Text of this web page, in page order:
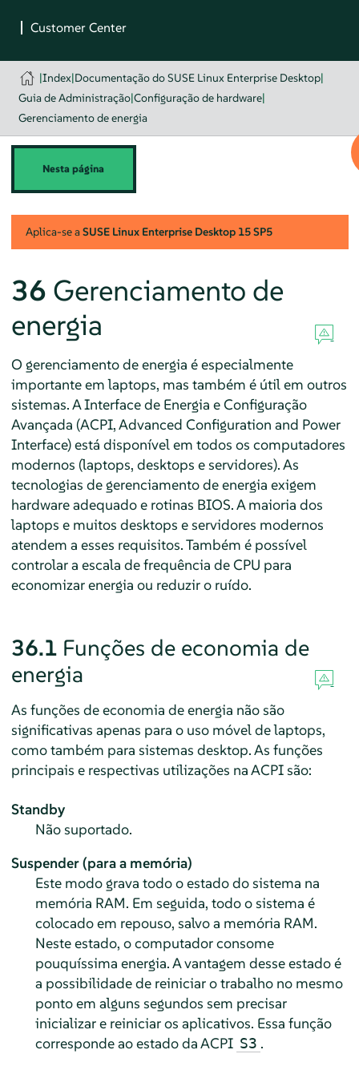
|Index|Documentação do SUSE Linux Enterprise Desktop|
Guia de Administração|Configuração de hardware|
Gerenciamento de energia
Nesta página
Aplica-se aSUSE Linux Enterprise Desktop 15 SP5
36 Gerenciamento de
energia
O gerenciamento de energia é especialmente
importante em laptops, mas também é útil em outros
sistemas. A Interface de Energia e Configuração
Avançada (ACPI, Advanced Configuration and Power
Interface) está disponível em todos os computadores
modernos (laptops, desktops e servidores). As
tecnologias de gerenciamento de energia exigem
hardware adequado e rotinas BIOS. A maioria dos
laptops e muitos desktops e servidores modernos
atendem a esses requisitos. Também é possível
controlar a escala de frequência de CPU para
economizar energia ou reduzir o ruído.
36.1 Funções de economia de
energia
As funções de economia de energia não são
significativas apenas para o uso móvel de laptops,
como também para sistemas desktop. As funções
principais e respectivas utilizações na ACPI são:
Standby
Não suportado.
Suspender (para a memória)
Este modo grava todo o estado do sistema na
memória RAM. Em seguida, todo o sistema é
colocado em repouso, salvo a memória RAM.
Neste estado, o computador consome
pouquíssima energia. A vantagem desse estado é
a possibilidade de reiniciar o trabalho no mesmo
ponto em alguns segundos sem precisar
inicializar e reiniciar os aplicativos. Essa função
corresponde ao estado da ACPI S3 .